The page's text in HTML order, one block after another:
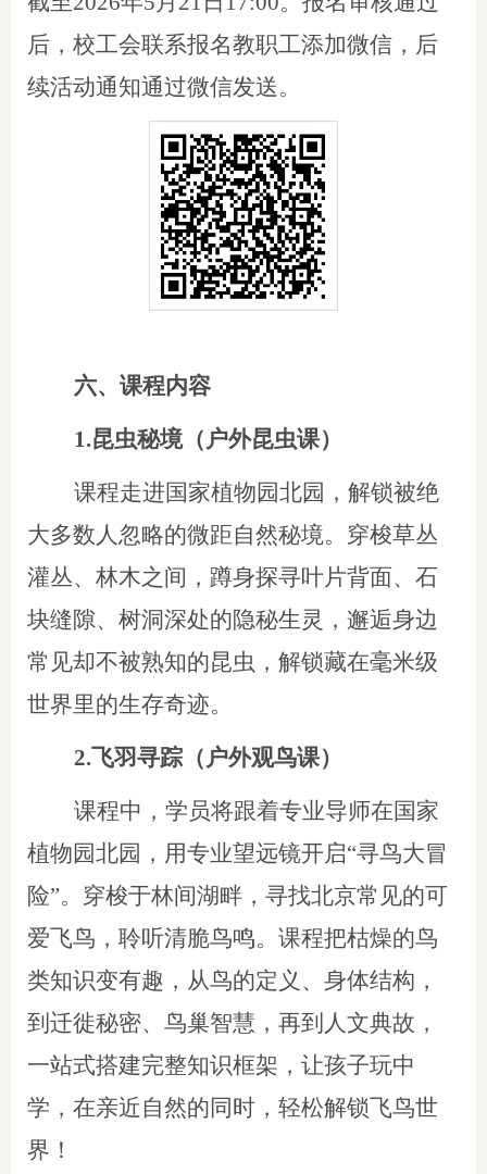
后，校工会联系报名教职工添加微信，后
续活动通知通过微信发送。
六、 课程内容
1.昆虫秘境（户外昆虫课）
课程走进国家植物园北园，解锁被绝
大多数人忽略的微距自然秘境。穿梭草丛
灌丛、林木之间，蹲身探寻叶片背面、石
块缝隙、树洞深处的隐秘生灵，邂逅身边
常见却不被熟知的昆虫，解锁藏在毫米级
世界里的生存奇迹。
2.飞羽寻踪（户外观鸟课）
课程中，学员将跟着专业导师在国家
植物园北园，用专业望远镜开启“寻鸟大冒
险”。穿梭于林间湖畔，寻找北京常见的可
爱飞鸟，聆听清脆鸟鸣。课程把枯燥的鸟
类知识变有趣，从鸟的定义、身体结构，
到迁徙秘密、鸟巢智慧，再到人文典故，
一站式搭建完整知识框架，让孩子玩中
学，在亲近自然的同时，轻松解锁飞鸟世
界！